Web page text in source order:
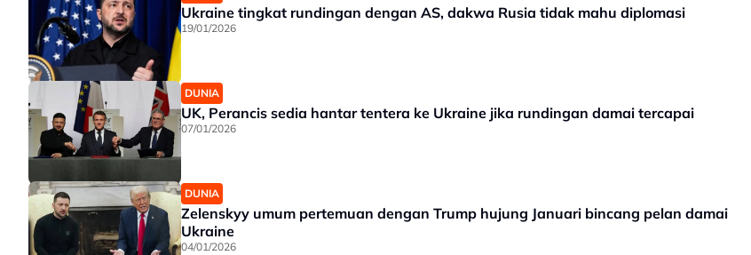
Ukraine tingkat rundingan dengan AS, dakwa Rusia tidak mahu diplomasi
19/01/2026
DUNIA
UK, Perancis sedia hantar tentera ke Ukraine jika rundingan damai tercapai
07/01/2026
DUNIA
Zelenskyy umum pertemuan dengan Trump hujung Januari bincang pelan damai
Ukraine
04/01/2026